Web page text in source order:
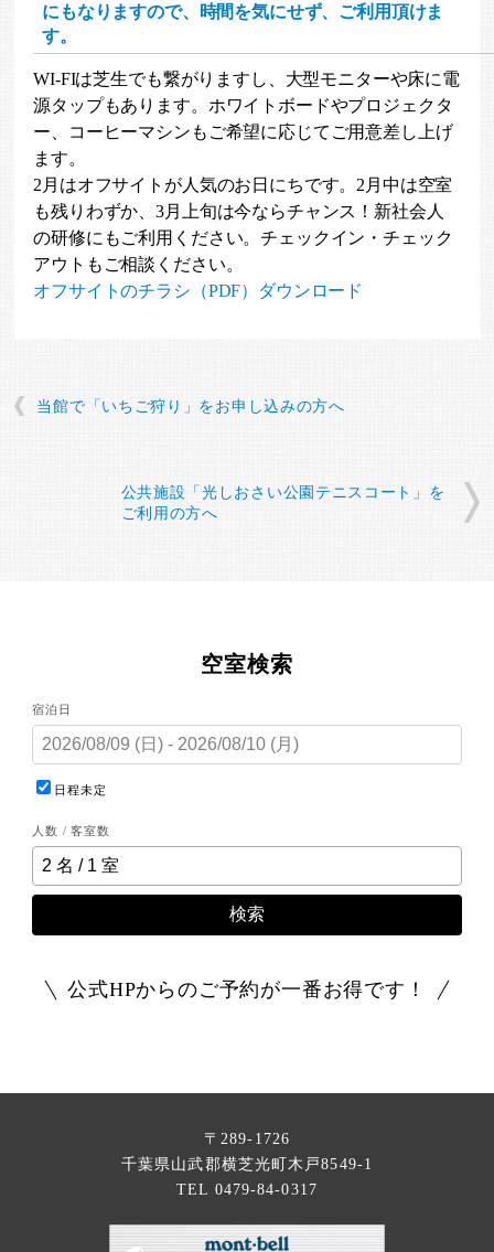
にもなりますので、時間を気にせず、ご利用頂けま
す。
WI-FIは芝生でも繋がりますし、大型モニターや床に電
源タップもあります。ホワイトボードやプロジェクタ
ー、コーヒーマシンもご希望に応じてご用意差し上げ
ます。
2月はオフサイトが人気のお日にちです。2月中は空室
も残りわずか、3月上旬は今ならチャンス！新社会人
の研修にもご利用ください。チェックイン・チェック
アウトもご相談ください。
オフサイトのチラシ（PDF）ダウンロード
当館で「いちご狩り」をお申し込みの方へ
公共施設「光しおさい公園テニスコート」を
ご利用の方へ
空室検索
宿泊日
日程未定
人数 / 客室数
検索
公式HPからのご予約が一番お得です！
〒289-1726
千葉県山武郡横芝光町木戸8549-1
TEL 0479-84-0317